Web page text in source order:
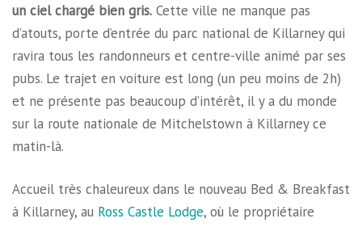
un ciel chargé bien gris. Cette ville ne manque pas
d’atouts, porte d’entrée du parc national de Killarney qui
ravira tous les randonneurs et centre-ville animé par ses
pubs. Le trajet en voiture est long (un peu moins de 2h)
et ne présente pas beaucoup d’intérêt, il y a du monde
sur la route nationale de Mitchelstown à Killarney ce
matin-là.
Accueil très chaleureux dans le nouveau Bed & Breakfast
à Killarney, au Ross Castle Lodge, où le propriétaire